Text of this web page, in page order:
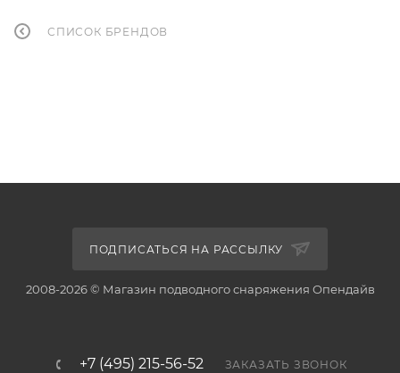
СПИСОК БРЕНДОВ
ПОДПИСАТЬСЯ НА РАССЫЛКУ
2008-2026 © Магазин подводного снаряжения Опендайв
+7 (495) 215-56-52 ЗАКАЗАТЬ ЗВОНОК